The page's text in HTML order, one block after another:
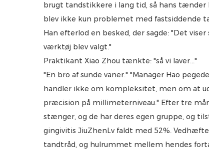
brugt tandstikkere i lang tid, så hans
blev ikke kun problemet med fastsiddende
Han efterlod en besked, der sagde: "Det
værktøj blev valgt."
Praktikant Xiao Zhou tænkte: "så vi laver..."
"En bro af sunde vaner." "Manager Hao
handler ikke om kompleksitet, men om at
præcision på millimeterniveau." Efter tre
stænger, og de har deres egen gruppe, og
gingivitis JiuZhenLv faldt med 52%.
tandtråd, og hulrummet mellem hendes